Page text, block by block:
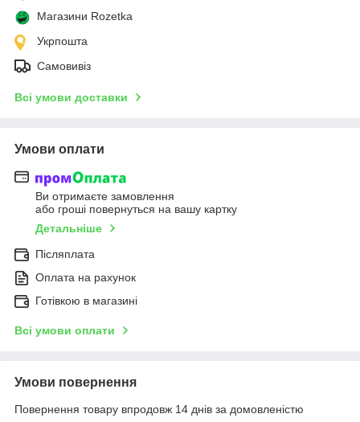
Магазини Rozetka
Укрпошта
Самовивіз
Всі умови доставки
Умови оплати
Ви отримаєте замовлення
або гроші повернуться на вашу картку
Детальніше
Післяплата
Оплата на рахунок
Готівкою в магазині
Всі умови оплати
Умови повернення
Повернення товару впродовж 14 днів за домовленістю